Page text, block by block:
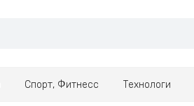
Спорт, Фитнесс Технологи